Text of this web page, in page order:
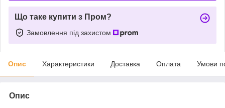
Що таке купити з Пром?
Замовлення під захистом
Опис Характеристики Доставка Оплата Умови
Опис